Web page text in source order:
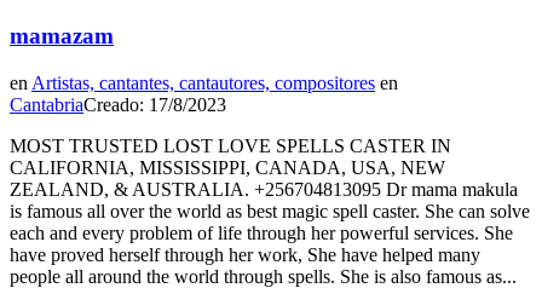
mamazam
en Artistas, cantantes, cantautores, compositores en
CantabriaCreado: 17/8/2023
MOST TRUSTED LOST LOVE SPELLS CASTER IN
CALIFORNIA, MISSISSIPPI, CANADA, USA, NEW
ZEALAND, & AUSTRALIA. +256704813095 Dr mama makula
is famous all over the world as best magic spell caster. She can solve
each and every problem of life through her powerful services. She
have proved herself through her work, She have helped many
people all around the world through spells. She is also famous as...